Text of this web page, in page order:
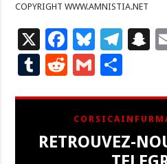
COPYRIGHT WWW.AMNISTIA.NET
X
F
ac
e
b
o
o
Bl
u
es
ky
T
gr
a
m
S
p
c
h
T
bl
r
R
d
di
t
G
ai
l
ta
g
er
RETROUVEZ-